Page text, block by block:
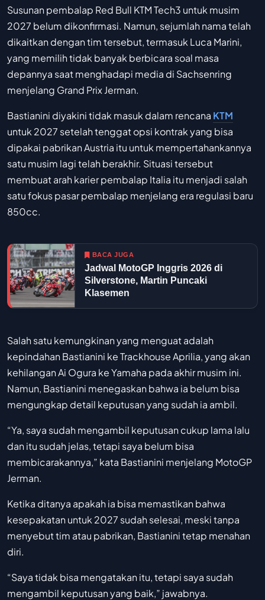
Susunan pembalap Red Bull KTM Tech3 untuk musim
2027 belum dikonfirmasi. Namun, sejumlah nama telah
dikaitkan dengan tim tersebut, termasuk Luca Marini,
yang memilih tidak banyak berbicara soal masa
depannya saat menghadapi media di Sachsenring
menjelang Grand Prix Jerman.
Bastianini diyakini tidak masuk dalam rencana KTM
untuk 2027 setelah tenggat opsi kontrak yang bisa
dipakai pabrikan Austria itu untuk mempertahankannya
satu musim lagi telah berakhir. Situasi tersebut
membuat arah karier pembalap Italia itu menjadi salah
satu fokus pasar pembalap menjelang era regulasi baru
850cc.
BACA JUGA
Jadwal MotoGP Inggris 2026 di
Silverstone, Martin Puncaki
Klasemen
Salah satu kemungkinan yang menguat adalah
kepindahan Bastianini ke Trackhouse Aprilia, yang akan
kehilangan Ai Ogura ke Yamaha pada akhir musim ini.
Namun, Bastianini menegaskan bahwa ia belum bisa
mengungkap detail keputusan yang sudah ia ambil.
“Ya, saya sudah mengambil keputusan cukup lama lalu
dan itu sudah jelas, tetapi saya belum bisa
membicarakannya,” kata Bastianini menjelang MotoGP
Jerman.
Ketika ditanya apakah ia bisa memastikan bahwa
kesepakatan untuk 2027 sudah selesai, meski tanpa
menyebut tim atau pabrikan, Bastianini tetap menahan
diri.
“Saya tidak bisa mengatakan itu, tetapi saya sudah
mengambil keputusan yang baik,” jawabnya.